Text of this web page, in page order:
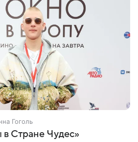
Гоголь
в Стране Чудес»